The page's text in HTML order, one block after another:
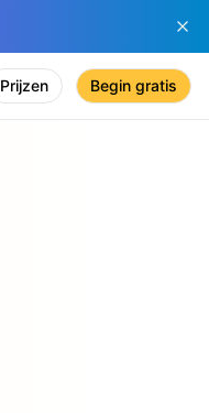
Prijzen Begin gratis